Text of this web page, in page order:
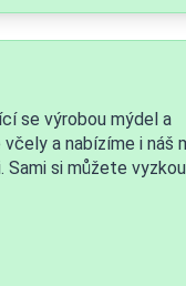
se výrobou mýdel a
a nabízíme i náš
Sami si můžete